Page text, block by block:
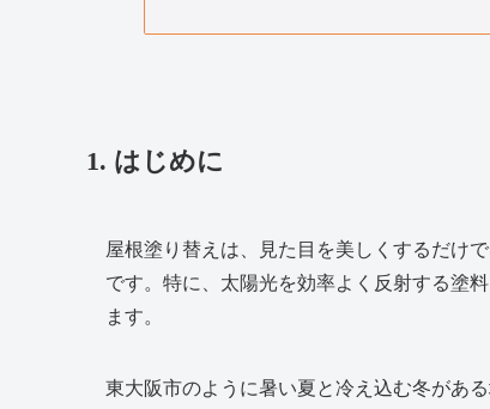
1. はじめに
屋根塗り替えは、見た目を美しくするだけ
です。特に、太陽光を効率よく反射する塗
ます。
東大阪市のように暑い夏と冷え込む冬があ